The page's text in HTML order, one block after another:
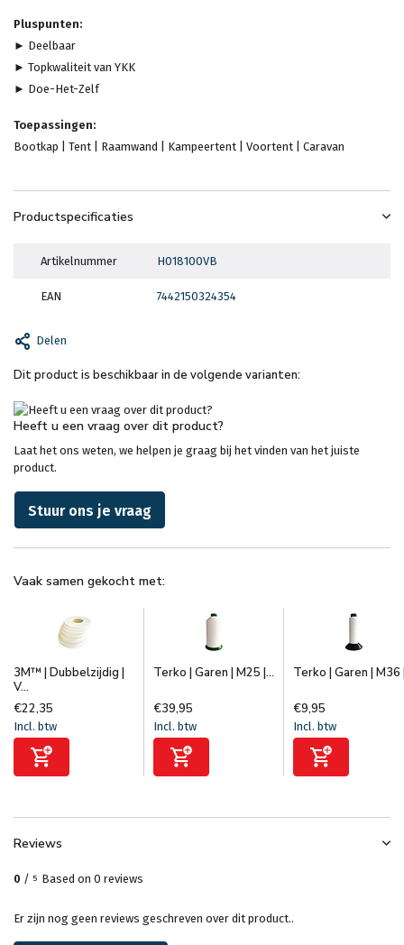
Pluspunten:
► Deelbaar
► Topkwaliteit van YKK
► Doe-Het-Zelf
Toepassingen:
Bootkap | Tent | Raamwand | Kampeertent | Voortent | Caravan
Productspecificaties
Artikelnummer H018100VB
EAN 7442150324354
Delen
Dit product is beschikbaar in de volgende varianten:
Heeft u een vraag over dit product?
Laat het ons weten, we helpen je graag bij het vinden van het juiste
product.
Stuur ons je vraag
Vaak samen gekocht met:
3M™ | Dubbelzijdig |
V...
€22,35
Incl. btw
Terko | Garen | M25 |...
€39,95
Incl. btw
Terko | Garen | M36
€9,95
Incl. btw
Reviews
0 / 5 Based on 0 reviews
Er zijn nog geen reviews geschreven over dit product..